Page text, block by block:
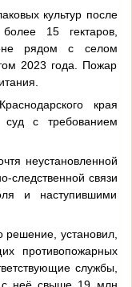
культур после
15 гектаров,
рядом с селом
2023 года. Пожар
края
суд с требованием
неустановленной
связи
и наступившими
решение, установил,
противопожарных
службы,
с неё свыше 19 млн